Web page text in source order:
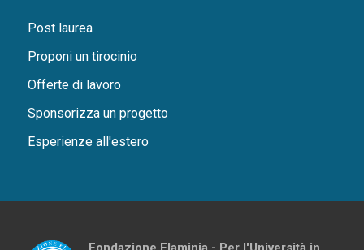
Post laurea
Proponi un tirocinio
Offerte di lavoro
Sponsorizza un progetto
Esperienze all'estero